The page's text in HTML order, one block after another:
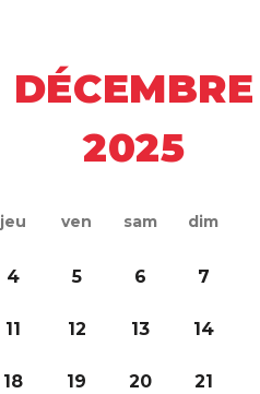
DÉCEMBRE
2025
jeu ven sam dim
4 5 6 7
11 12 13 14
18 19 20 21